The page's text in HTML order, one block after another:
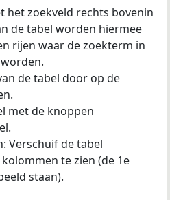
het zoekveld rechts bovenin
de tabel worden hiermee
rijen waar de zoekterm in
de tabel door op de
met de knoppen
Verschuif de tabel
te zien (de 1e
staan).